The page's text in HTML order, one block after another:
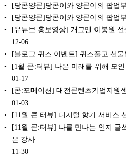
[당콘양콘]당콘이와 양콘이의 팝업
[당콘양콘]당콘이와 양콘이의 팝업
[유튜브 홍보영상] 개그맨 이봉원
12-06
[블로그 퀴즈 이벤트] 퀴즈풀고 선
[1월 콘:터뷰] 나은 미래를 위해 모
01-17
[콘:포메이션] 대전콘텐츠기업지원
01-03
[11월 콘:터뷰] 디지털 향기 서비스
[11월 콘:터뷰] 나를 만나는 인지 글
은 강사
11-30